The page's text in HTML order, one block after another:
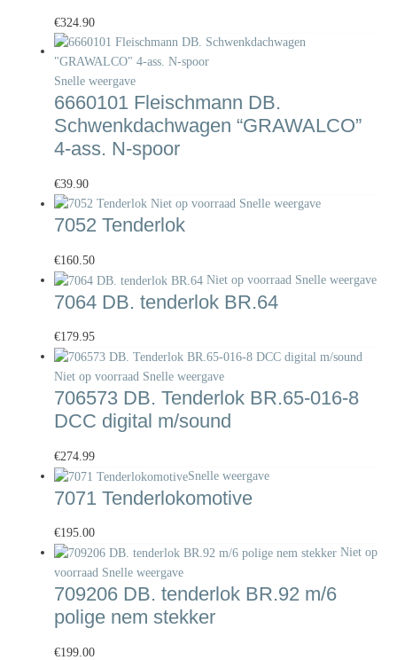
€324.90
Snelle weergave
6660101 Fleischmann DB.
Schwenkdachwagen “GRAWALCO”
4-ass. N-spoor
€39.90
Niet op voorraad Snelle weergave
7052 Tenderlok
€160.50
Niet op voorraad Snelle weergave
7064 DB. tenderlok BR.64
€179.95
Niet op voorraad Snelle weergave
706573 DB. Tenderlok BR.65-016-8
DCC digital m/sound
€274.99
Snelle weergave
7071 Tenderlokomotive
€195.00
Niet op
voorraad Snelle weergave
709206 DB. tenderlok BR.92 m/6
polige nem stekker
€199.00